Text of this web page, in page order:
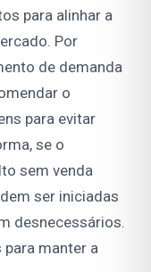
para alinhar a
Por
de demanda
o
para evitar
se o
sem venda
ser iniciadas
desnecessários.
manter a